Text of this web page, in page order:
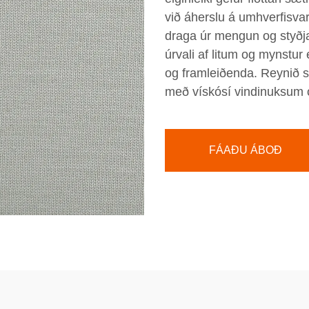
við áherslu á
draga úr mengun og
úrvali af litum og
og framleiðenda. Reynið
með vískósí vindinuksum
FÁAÐU ÁBOÐ